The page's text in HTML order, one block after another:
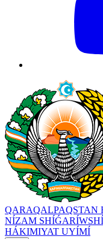
QARAQALPAQSTAN
NÍZAM
HÁKIMIYAT UYÍMÍ